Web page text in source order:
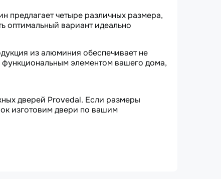
предлагает четыре различных размера,
оптимальный вариант идеально
из алюминия обеспечивает не
функциональным элементом вашего дома,
дверей Provedal. Если размеры
изготовим двери по вашим